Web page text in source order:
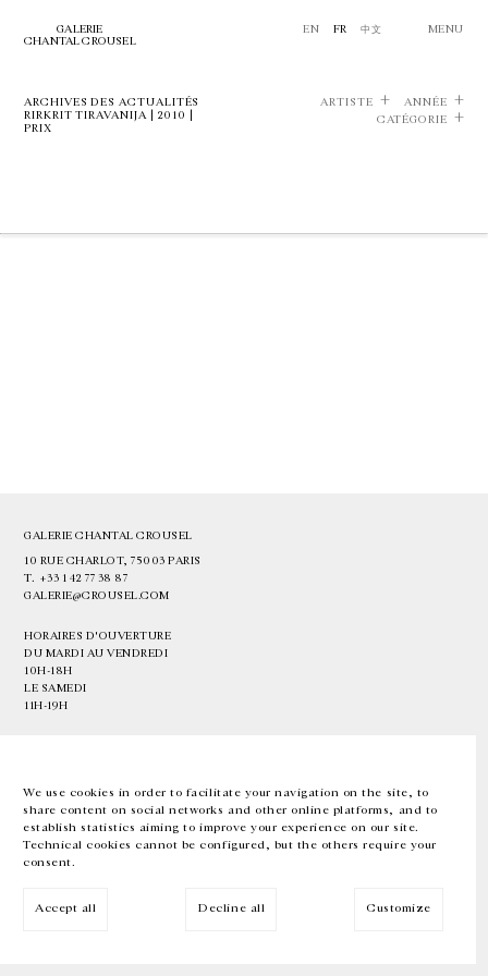
We use cookies in order to facilitate your navigation on the site, to
share content on social networks and other online platforms, and to
establish statistics aiming to improve your experience on our site.
Technical cookies cannot be configured, but the others require your
consent.
Accept all Decline all Customize
GALERIE
CHANTAL CROUSEL
EN FR 中文 MENU
ARCHIVES DES ACTUALITÉS
RIRKRIT TIRAVANIJA | 2010 |
PRIX
ARTISTE
ANNÉE
CATÉGORIE
GALERIE CHANTAL CROUSEL
10 RUE CHARLOT, 75003 PARIS
T. +33 1 42 77 38 87
GALERIE@CROUSEL.COM
HORAIRES D'OUVERTURE
DU MARDI AU VENDREDI
10H-18H
LE SAMEDI
11H-19H
EN FR 中文 Facebook Instagram
Inscrivez-vous à notre newsletter